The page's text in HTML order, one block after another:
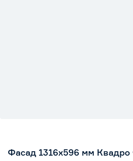
Фасад 1316х596 мм